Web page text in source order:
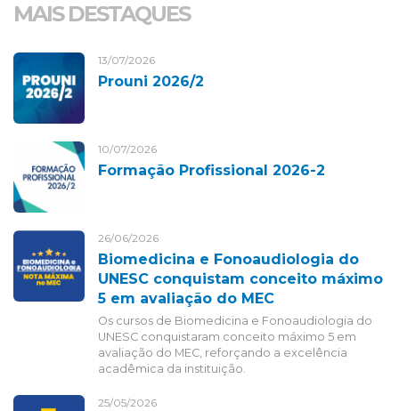
MAIS DESTAQUES
13/07/2026
Prouni 2026/2
10/07/2026
Formação Profissional 2026-2
26/06/2026
Biomedicina e Fonoaudiologia do
UNESC conquistam conceito máximo
5 em avaliação do MEC
Os cursos de Biomedicina e Fonoaudiologia do
UNESC conquistaram conceito máximo 5 em
avaliação do MEC, reforçando a excelência
acadêmica da instituição.
25/05/2026